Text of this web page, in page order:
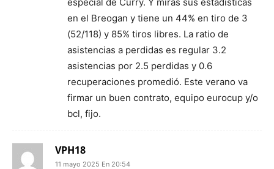
en el Breogan y tiene un 44% en tiro de 3
(52/118) y 85% tiros libres. La ratio de
asistencias a perdidas es regular 3.2
asistencias por 2.5 perdidas y 0.6
recuperaciones promedió. Este verano va
firmar un buen contrato, equipo eurocup y/o
bcl, fijo.
VPH18
11 mayo 2025 En 20:54